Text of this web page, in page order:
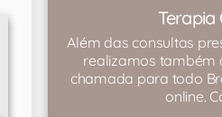
Terapia
Além das consultas
realizamos também
chamada para todo
online.